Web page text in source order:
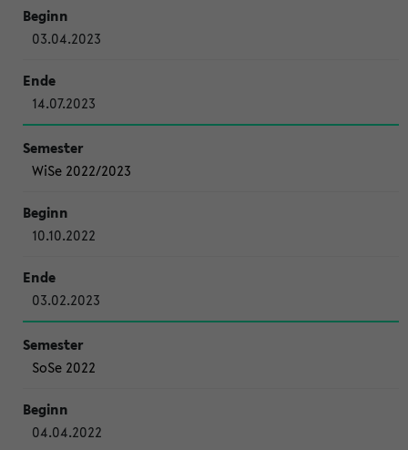
03.04.2023
14.07.2023
WiSe 2022/2023
10.10.2022
03.02.2023
SoSe 2022
04.04.2022